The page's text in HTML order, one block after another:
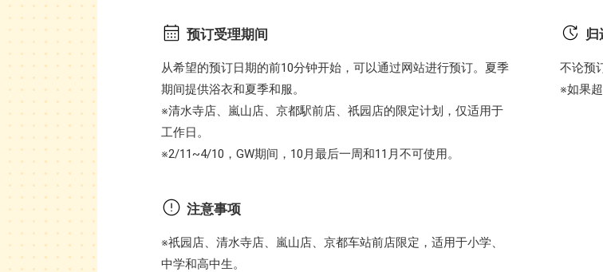
预订受理期间
从希望的预订日期的前10分钟开始，可以通过网站进行预订。夏季
期间提供浴衣和夏季和服。
※清水寺店、嵐山店、京都駅前店、祇园店的限定计划，仅适用于
工作日。
※2/11~4/10，GW期间，10月最后一周和11月不可使用。
归
不论预
※如果
注意事项
※祇园店、清水寺店、嵐山店、京都车站前店限定，适用于小学、
中学和高中生。